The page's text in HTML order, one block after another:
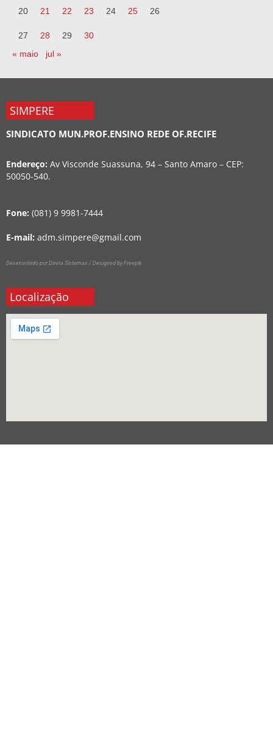
20 21 22 23 24 25 26
27 28 29
30
« maio
jul »
SIMPERE
SINDICATO MUN.PROF.ENSINO REDE OF.RECIFE
Endereço: Av Visconde Suassuna, 94 – Santo Amaro – CEP:
50050-540.
Fone: (081) 9 9981-7444
E-mail: adm.simpere@gmail.com
Desenvolvido por Direta Sistemas / Designed by Freepik
Localização